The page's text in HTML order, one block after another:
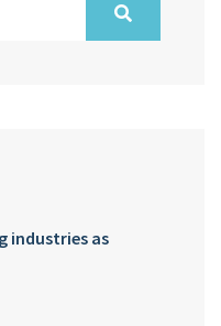
industries as